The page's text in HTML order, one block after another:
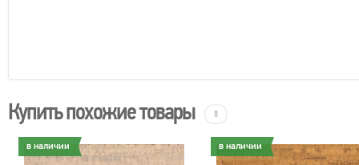
Купить похожие товары 8
в наличии в наличии